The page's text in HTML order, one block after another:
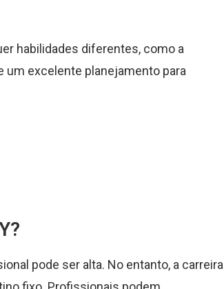
habilidades diferentes, como a
um excelente planejamento para
pode ser alta. No entanto, a carreira